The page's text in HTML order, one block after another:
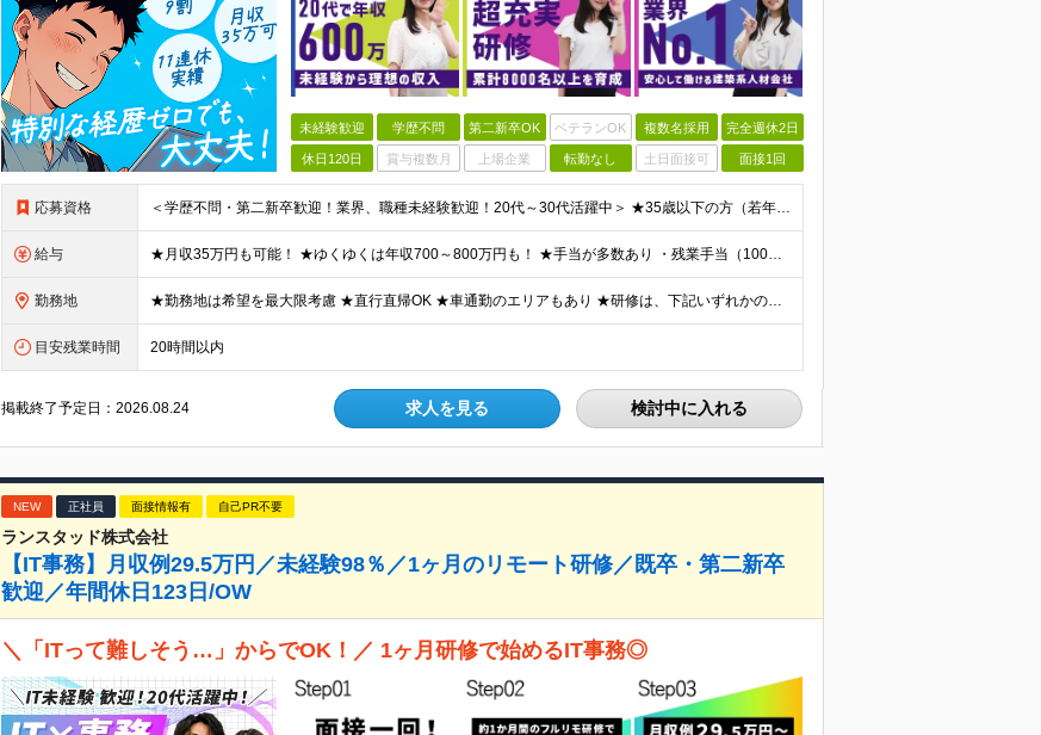
未経験歓迎 学歴不問 第二新卒OK ベテランOK 複数名採用 完全週休2日
休日120日 賞与複数月 上場企業 転勤なし 土日面接可 面接1回
応募資格 ＜学歴不問・第二新卒歓迎！業界、職種未経験歓迎！20代～30代活躍中＞ ★35歳以下の方（若年層の長期キャリア形成を図るため） ★フリーター・正社員未経験・社会人未経験OK ★転職回数が多い方もぜひ
給与 ★月収35万円も可能！ ★ゆくゆくは年収700～800万円も！ ★手当が多数あり ・残業手当（100％）★1分単位で支給 ・資格手当（最大月6万円） ・結婚/出産祝金（最大3万円） 【首都圏・北関東
勤務地 ★勤務地は希望を最大限考慮 ★直行直帰OK ★車通勤のエリアもあり ★研修は、下記いずれかの研修センターで行います ・東京校（東京本社とアクセスは同様） ・大阪校（大阪府大阪市中央区道修町 2-1-1
目安残業時間 20時間以内
掲載終了予定日：2026.08.24 求人を見る 検討中に入れる
NEW 正社員 面接情報有 自己PR不要
ランスタッド株式会社
【IT事務】月収例29.5万円／未経験98％／1ヶ月のリモート研修／既卒・第二新卒
歓迎／年間休日123日/OW
＼「ITって難しそう…」からでOK！／ 1ヶ月研修で始めるIT事務◎